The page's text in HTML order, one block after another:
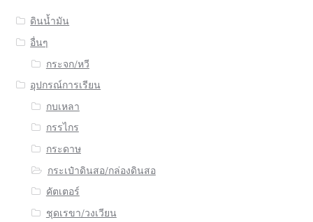
ดินน้ำมัน
อื่นๆ
กระจก/หวี
อุปกรณ์การเรียน
กบเหลา
กรรไกร
กระดาษ
กระเป๋าดินสอ/กล่องดินสอ
คัตเตอร์
ชุดเรขา/วงเวียน